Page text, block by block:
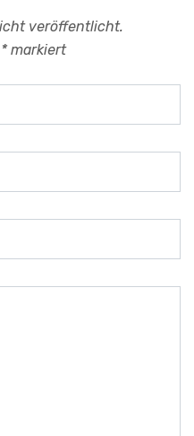
veröffentlicht.
* markiert